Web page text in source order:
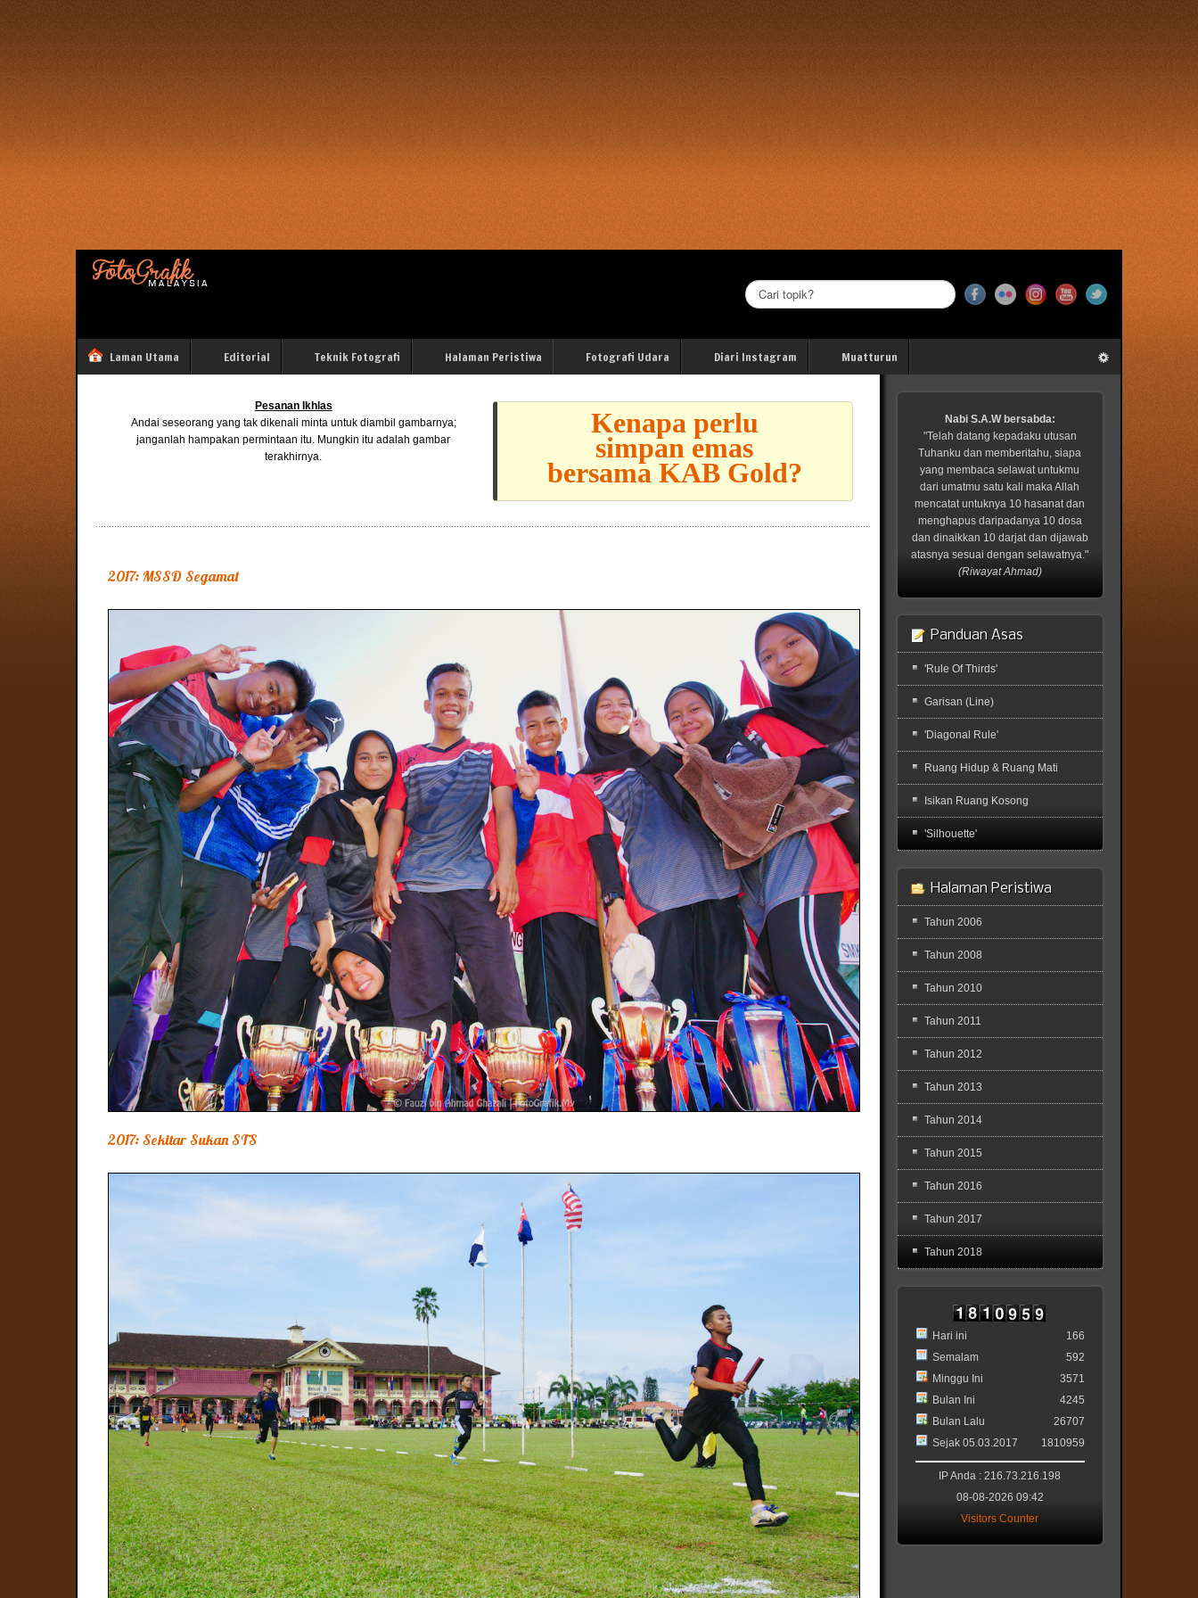
Cari...
Laman Utama Editorial Teknik Fotografi Halaman Peristiwa Fotografi Udara Diari Instagram Muatturun
Pesanan Ikhlas
Andai seseorang yang tak dikenali minta untuk diambil gambarnya;
janganlah hampakan permintaan itu. Mungkin itu adalah gambar
terakhirnya.
Kenapa perlu
simpan emas
bersama KAB Gold?
2017: MSSD Segamat
2017: Sekitar Sukan STS
Nabi S.A.W bersabda:
"Telah datang kepadaku utusan
Tuhanku dan memberitahu, siapa
yang membaca selawat untukmu
dari umatmu satu kali maka Allah
mencatat untuknya 10 hasanat dan
menghapus daripadanya 10 dosa
dan dinaikkan 10 darjat dan dijawab
atasnya sesuai dengan selawatnya."
(Riwayat Ahmad)
Panduan Asas
'Rule Of Thirds'
Garisan (Line)
'Diagonal Rule'
Ruang Hidup & Ruang Mati
Isikan Ruang Kosong
'Silhouette'
Halaman Peristiwa
Tahun 2006
Tahun 2008
Tahun 2010
Tahun 2011
Tahun 2012
Tahun 2013
Tahun 2014
Tahun 2015
Tahun 2016
Tahun 2017
Tahun 2018
Hari ini
Semalam
Minggu Ini
Bulan Ini
Bulan Lalu
Sejak 05.03.2017
166
592
3571
4245
26707
1810959
IP Anda : 216.73.216.198
08-08-2026 09:42
Visitors Counter